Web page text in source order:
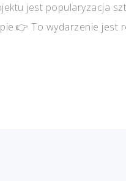
jest popularyzacja
To wydarzenie jest